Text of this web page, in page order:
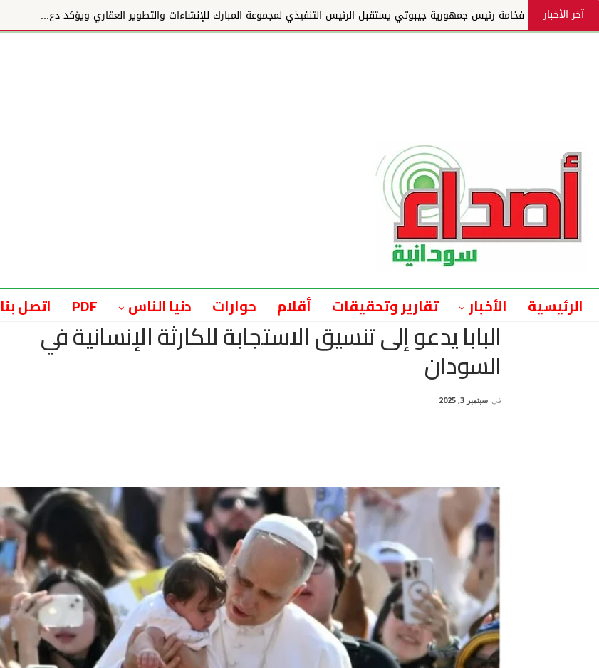
آخر الأخبار فخامة رئيس جمهورية جيبوتي يستقبل الرئيس التنفيذي لمجموعة المبارك للإنشاءات والتطوير العقاري ويؤكد دع...
الرئيسية الأخبار تقارير وتحقيقات أقلام حوارات دنيا الناس PDF اتصل بنا
البابا يدعو إلى تنسيق الاستجابة للكارثة الإنسانية في
السودان
في سبتمبر 3, 2025